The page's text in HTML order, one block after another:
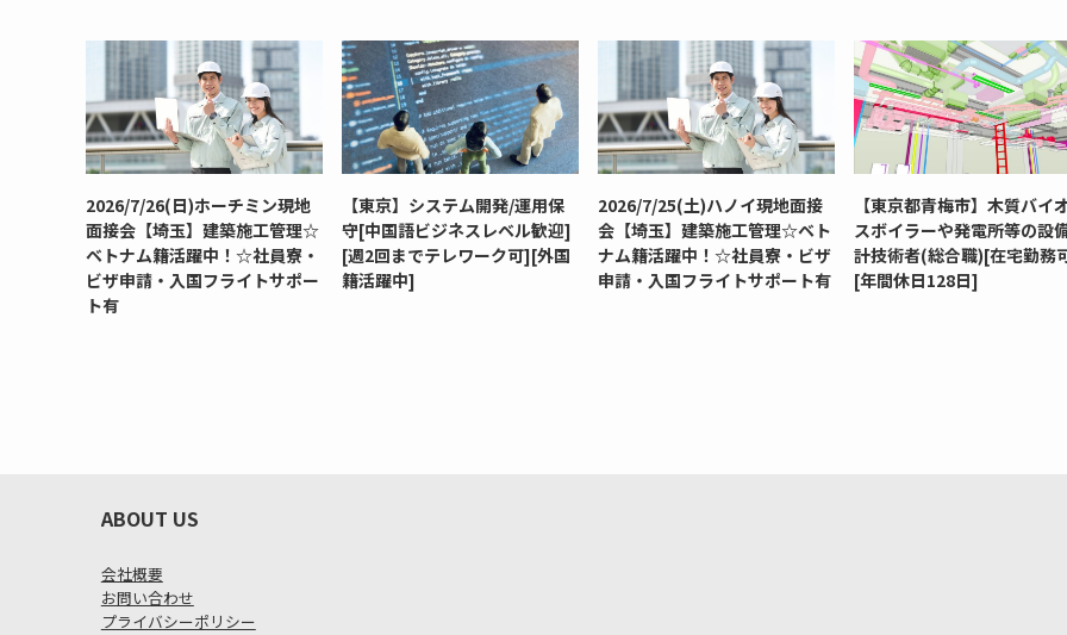
2026/7/26(日)ホーチミン現地
面接会【埼玉】建築施工管理☆
ベトナム籍活躍中！☆社員寮・
ビザ申請・入国フライトサポー
ト有
【東京】システム開発/運用保
守[中国語ビジネスレベル歓迎]
[週2回までテレワーク可][外国
籍活躍中]
2026/7/25(土)ハノイ現地面接
会【埼玉】建築施工管理☆ベト
ナム籍活躍中！☆社員寮・ビザ
申請・入国フライトサポート有
【東京都青梅市】木質バイ
スボイラーや発電所等の設
計技術者(総合職)[在宅勤務
[年間休日128日]
ABOUT US
会社概要
お問い合わせ
プライバシーポリシー